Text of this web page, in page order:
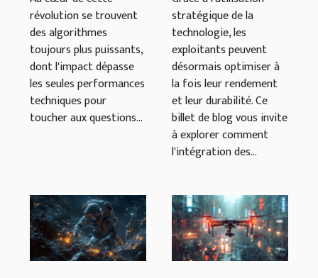
révolution se trouvent
des algorithmes
toujours plus puissants,
dont l'impact dépasse
les seules performances
techniques pour
toucher aux questions...
stratégique de la
technologie, les
exploitants peuvent
désormais optimiser à
la fois leur rendement
et leur durabilité. Ce
billet de blog vous invite
à explorer comment
l'intégration des...